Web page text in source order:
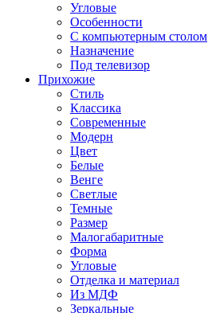
Угловые
Особенности
С компьютерным столом
Назначение
Под телевизор
Прихожие
Стиль
Классика
Современные
Модерн
Цвет
Белые
Венге
Светлые
Темные
Размер
Малогабаритные
Форма
Угловые
Отделка и материал
Из МДФ
Зеркальные